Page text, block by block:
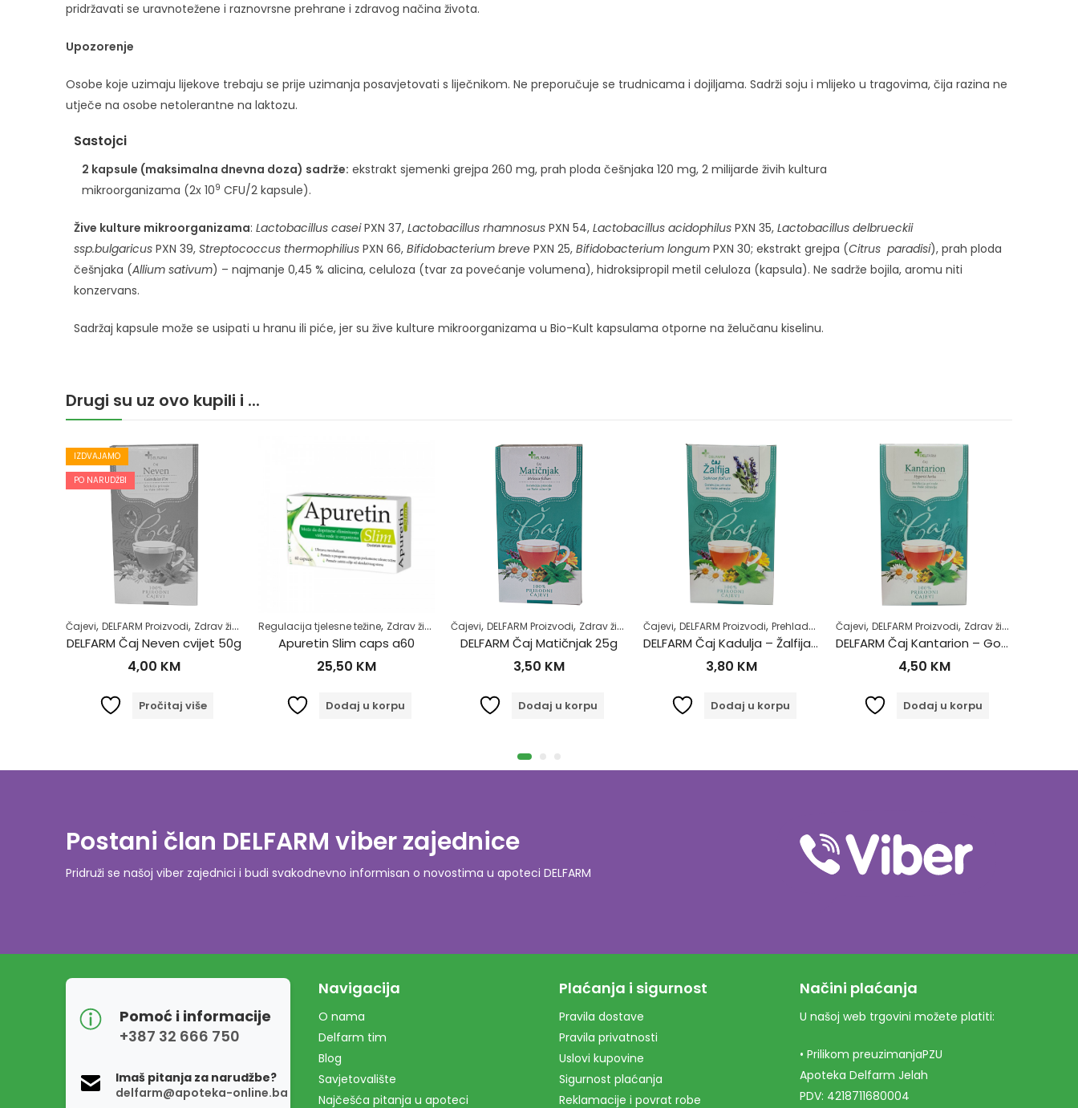
pridržavati se uravnotežene i raznovrsne prehrane i zdravog načina života.
Upozorenje
Osobe koje uzimaju lijekove trebaju se prije uzimanja posavjetovati s liječnikom. Ne preporučuje se trudnicama i dojiljama. Sadrži soju i mlijeko u tragovima, čija razina ne
utječe na osobe netolerantne na laktozu.
Sastojci
2 kapsule (maksimalna dnevna doza) sadrže: ekstrakt sjemenki grejpa 260 mg, prah ploda češnjaka 120 mg, 2 milijarde živih kultura
mikroorganizama (2x 109 CFU/2 kapsule).
Žive kulture mikroorganizama: Lactobacillus caseiPXN 37, Lactobacillus rhamnosus PXN 54, Lactobacillus acidophilus PXN 35, Lactobacillus delbrueckii
ssp.bulgaricus PXN 39, Streptococcus thermophilius PXN 66, Bifidobacterium breve PXN 25, Bifidobacterium longum PXN 30; ekstrakt grejpa (Citrus paradisi), prah ploda
češnjaka (Allium sativum) – najmanje 0,45 % alicina, celuloza (tvar za povećanje volumena), hidroksipropil metil celuloza (kapsula). Ne sadrže bojila, aromu niti
konzervans.
Sadržaj kapsule može se usipati u hranu ili piće, jer su žive kulture mikroorganizama u Bio-Kult kapsulama otporne na želučanu kiselinu.
Drugi su uz ovo kupili i ...
,Zdrav život
IZDVAJAMO
PO NARUDŽBI
Čajevi, DELFARM Proizvodi, Zdrav život
DELFARM Čaj Neven cvijet 50g
4,00 KM
Pročitaj više
Regulacija tjelesne težine, Zdrav život
Apuretin Slim caps a60
25,50 KM
Dodaj u korpu
Čajevi, DELFARM Proizvodi, Zdrav život
DELFARM Čaj Matičnjak 25g
3,50 KM
Dodaj u korpu
Čajevi, DELFARM Proizvodi, Prehlada i gripa ,Zdrav život, Zdravlje usne šupljine
DELFARM Čaj Kadulja – Žalfija 50g
3,80 KM
Dodaj u korpu
Čajevi, DELFARM Proizvodi, Zdrav život
DELFARM Čaj Kantarion – Gospina trava 50g
4,50 KM
Dodaj u korpu
Postani član DELFARM viber zajednice
Pridruži se našoj viber zajednici i budi svakodnevno informisan o novostima u apoteci DELFARM
Pomoć i informacije
+387 32 666 750
Imaš pitanja za narudžbe?
delfarm@apoteka-online.ba
Navigacija
O nama
Delfarm tim
Blog
Savjetovalište
Najčešća pitanja u apoteci
Plaćanja i sigurnost
Pravila dostave
Pravila privatnosti
Uslovi kupovine
Sigurnost plaćanja
Reklamacije i povrat robe
Načini plaćanja
U našoj web trgovini možete platiti:
• Prilikom preuzimanjaPZU
Apoteka Delfarm Jelah
PDV: 4218711680004